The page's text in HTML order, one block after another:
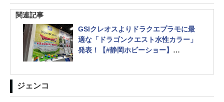
関連記事
GSIクレオスよりドラクエプラモに最
適な「ドラゴンクエスト水性カラー」
発表！【#静岡ホビーショー】
ジェンコ